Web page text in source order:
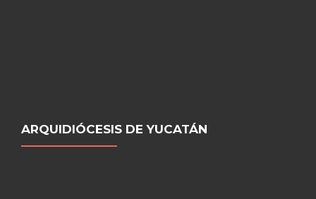
ARQUIDIÓCESIS DE YUCATÁN